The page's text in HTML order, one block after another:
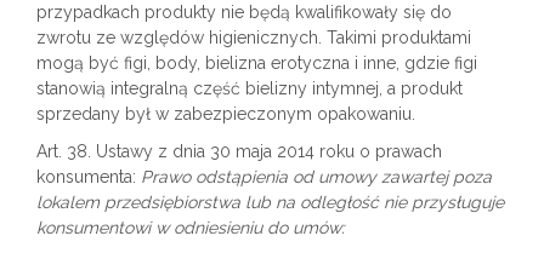
przypadkach produkty nie będą kwalifikowały się do
zwrotu ze względów higienicznych. Takimi produktami
mogą być figi, body, bielizna erotyczna i inne, gdzie figi
stanowią integralną część bielizny intymnej, a produkt
sprzedany był w zabezpieczonym opakowaniu.
Art. 38. Ustawy z dnia 30 maja 2014 roku o prawach
konsumenta: Prawo odstąpienia od umowy zawartej poza
lokalem przedsiębiorstwa lub na odległość nie przysługuje
konsumentowi w odniesieniu do umów: